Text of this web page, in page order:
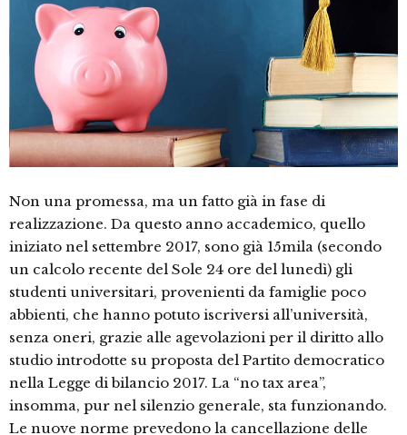
Non una promessa, ma un fatto già in fase di
realizzazione. Da questo anno accademico, quello
iniziato nel settembre 2017, sono già 15mila (secondo
un calcolo recente del Sole 24 ore del lunedì) gli
studenti universitari, provenienti da famiglie poco
abbienti, che hanno potuto iscriversi all’università,
senza oneri, grazie alle agevolazioni per il diritto allo
studio introdotte su proposta del Partito democratico
nella Legge di bilancio 2017. La “no tax area”,
insomma, pur nel silenzio generale, sta funzionando.
Le nuove norme prevedono la cancellazione delle